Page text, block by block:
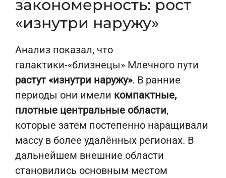
закономерность: рост
«изнутри наружу»
Анализ показал, что
галактики-«близнецы» Млечного пути
растут «изнутри наружу». В ранние
периоды они имели компактные,
плотные центральные области,
которые затем постепенно наращивали
массу в более удалённых регионах. В
дальнейшем внешние области
становились основным местом